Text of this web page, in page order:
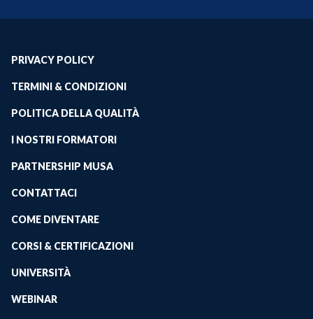
PRIVACY POLICY
TERMINI & CONDIZIONI
POLITICA DELLA QUALITÀ
I NOSTRI FORMATORI
PARTNERSHIP MUSA
CONTATTACI
COME DIVENTARE
CORSI & CERTIFICAZIONI
UNIVERSITÀ
WEBINAR